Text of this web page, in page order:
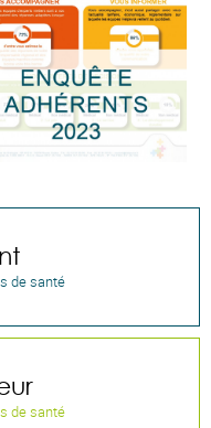
de santé
de santé